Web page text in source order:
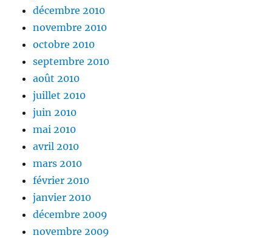
décembre 2010
novembre 2010
octobre 2010
septembre 2010
août 2010
juillet 2010
juin 2010
mai 2010
avril 2010
mars 2010
février 2010
janvier 2010
décembre 2009
novembre 2009